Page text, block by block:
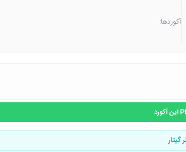
آکوردها:
گیتار